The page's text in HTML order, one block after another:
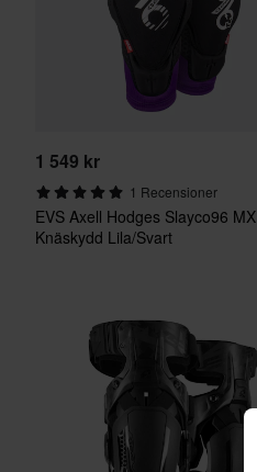
1 549 kr
1 Recensioner
EVS Axell Hodges Slayco96 MX
Knäskydd Lila/Svart